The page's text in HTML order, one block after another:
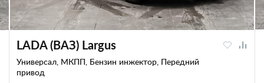
LADA (ВАЗ) Largus
Универсал, МКПП, Бензин инжектор, Передний
привод